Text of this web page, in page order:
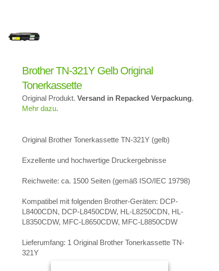
Brother TN-321Y Gelb Original
Tonerkassette
Original Produkt. Versand in Repacked Verpackung.
Mehr dazu.
Original Brother Tonerkassette TN-321Y (gelb)
Exzellente und hochwertige Druckergebnisse
Reichweite: ca. 1500 Seiten (gemäß ISO/IEC 19798)
Kompatibel mit folgenden Brother-Geräten: DCP-
L8400CDN, DCP-L8450CDW, HL-L8250CDN, HL-
L8350CDW, MFC-L8650CDW, MFC-L8850CDW
Lieferumfang: 1 Original Brother Tonerkassette TN-
321Y